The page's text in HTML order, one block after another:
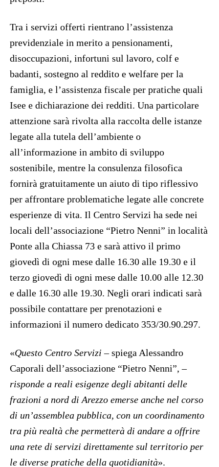
Tra i servizi offerti rientrano l’assistenza
previdenziale in merito a pensionamenti,
disoccupazioni, infortuni sul lavoro, colf e
badanti, sostegno al reddito e welfare per la
famiglia, e l’assistenza fiscale per pratiche quali
Isee e dichiarazione dei redditi. Una particolare
attenzione sarà rivolta alla raccolta delle istanze
legate alla tutela dell’ambiente o
all’informazione in ambito di sviluppo
sostenibile, mentre la consulenza filosofica
fornirà gratuitamente un aiuto di tipo riflessivo
per affrontare problematiche legate alle concrete
esperienze di vita. Il Centro Servizi ha sede nei
locali dell’associazione “Pietro Nenni” in località
Ponte alla Chiassa 73 e sarà attivo il primo
giovedì di ogni mese dalle 16.30 alle 19.30 e il
terzo giovedì di ogni mese dalle 10.00 alle 12.30
e dalle 16.30 alle 19.30. Negli orari indicati sarà
possibile contattare per prenotazioni e
informazioni il numero dedicato 353/30.90.297.
«Questo Centro Servizi – spiega Alessandro
Caporali dell’associazione “Pietro Nenni”, –
risponde a reali esigenze degli abitanti delle
frazioni a nord di Arezzo emerse anche nel corso
di un’assemblea pubblica, con un coordinamento
tra più realtà che permetterà di andare a offrire
una rete di servizi direttamente sul territorio per
le diverse pratiche della quotidianità».